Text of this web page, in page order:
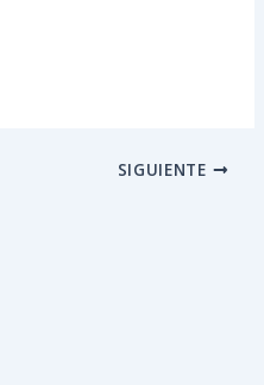
SIGUIENTE